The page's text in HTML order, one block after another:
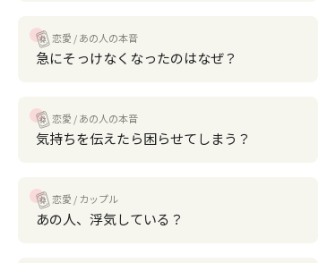
恋愛 あの人の本音
急にそっけなくなったのはなぜ？
恋愛 あの人の本音
気持ちを伝えたら困らせてしまう？
恋愛 カップル
あの人、浮気している？